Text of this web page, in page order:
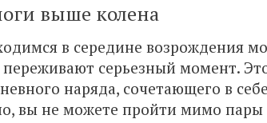
выше колена
в середине возрождения
переживают серьезный момент.
наряда, сочетающего в
вы не можете пройти мимо пары